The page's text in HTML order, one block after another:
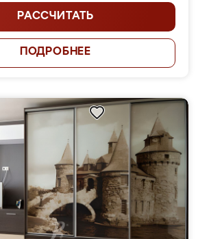
РАССЧИТАТЬ
ПОДРОБНЕЕ